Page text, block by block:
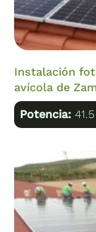
Instalación
avícola de
Potencia: